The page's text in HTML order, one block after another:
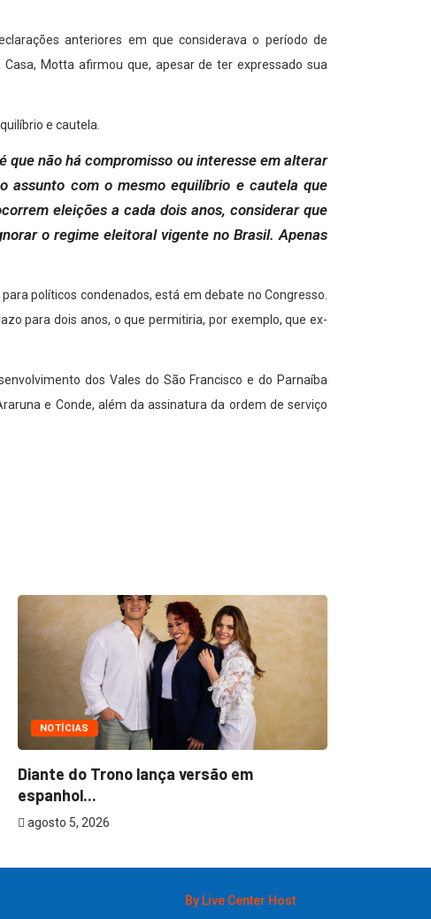
anteriores em que considerava o período de
Motta afirmou que, apesar de ter expressado sua
e cautela.
que não há compromisso ou interesse em alterar
assunto com o mesmo equilíbrio e cautela que
eleições a cada dois anos, considerar que
o regime eleitoral vigente no Brasil. Apenas
políticos condenados, está em debate no Congresso.
para dois anos, o que permitiria, por exemplo, que ex-
dos Vales do São Francisco e do Parnaíba
e Conde, além da assinatura da ordem de serviço
NOTÍCIAS
Diante do Trono lança versão em
espanhol...
agosto 5, 2026
By Live Center Host